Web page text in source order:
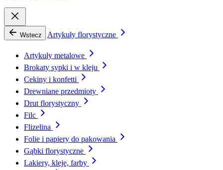
Wstecz Artykuły florystyczne
Artykuły metalowe
Brokaty sypki i w kleju
Cekiny i konfetti
Drewniane przedmioty
Drut florystyczny
Filc
Flizelina
Folie i papiery do pakowania
Gąbki florystyczne
Lakiery, kleje, farby